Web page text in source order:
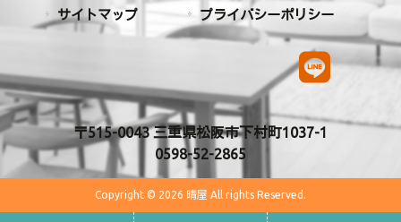
サイトマップ プライバシーポリシー
〒515-0043 三重県松阪市下村町1037-1
0598-52-2865
Copyright © 2026 晴屋 All rights Reserved.